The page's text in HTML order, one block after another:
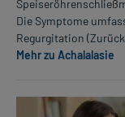
Die Symptome
Regurgitation
Mehr zu Achalalasie